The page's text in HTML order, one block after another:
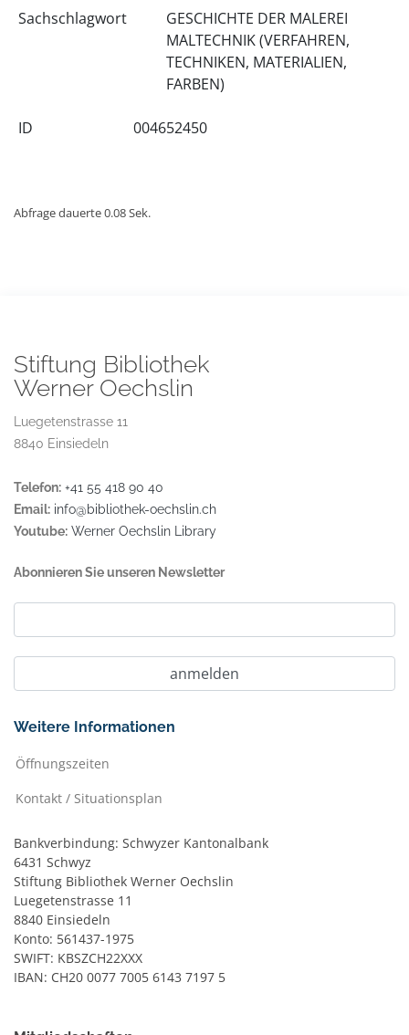
Sachschlagwort
GESCHICHTE DER MALEREI
MALTECHNIK (VERFAHREN,
TECHNIKEN, MATERIALIEN,
FARBEN)
ID 004652450
Abfrage dauerte 0.08 Sek.
Stiftung Bibliothek
Werner Oechslin
Luegetenstrasse 11
8840 Einsiedeln
Telefon: +41 55 418 90 40
Email: info@bibliothek-oechslin.ch
Youtube: Werner Oechslin Library
Abonnieren Sie unseren Newsletter
Weitere Informationen
Öffnungszeiten
Kontakt / Situationsplan
Bankverbindung: Schwyzer Kantonalbank
6431 Schwyz
Stiftung Bibliothek Werner Oechslin
Luegetenstrasse 11
8840 Einsiedeln
Konto: 561437-1975
SWIFT: KBSZCH22XXX
IBAN: CH20 0077 7005 6143 7197 5